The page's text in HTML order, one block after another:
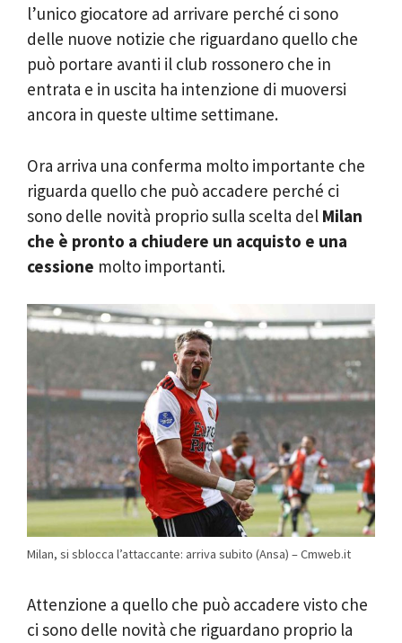
l’unico giocatore ad arrivare perché ci sono
delle nuove notizie che riguardano quello che
può portare avanti il club rossonero che in
entrata e in uscita ha intenzione di muoversi
ancora in queste ultime settimane.
Ora arriva una conferma molto importante che
riguarda quello che può accadere perché ci
sono delle novità proprio sulla scelta del Milan
che è pronto a chiudere un acquisto e una
cessione molto importanti.
Milan, si sblocca l’attaccante: arriva subito (Ansa) – Cmweb.it
Attenzione a quello che può accadere visto che
ci sono delle novità che riguardano proprio la